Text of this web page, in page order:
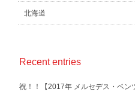
北海道
Recent entries
祝！！【2017年 メルセデス・ベン